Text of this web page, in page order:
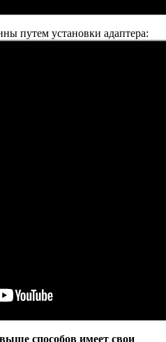
путем установки адаптера:
способов имеет свои